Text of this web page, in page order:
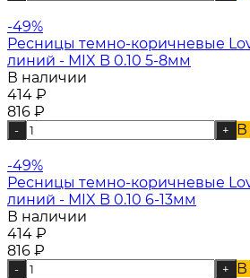
-49%
Ресницы темно-коричневые
линий - MIX B 0.10 5-8мм
В наличии
414 ₽
816 ₽
- + В
-49%
Ресницы темно-коричневые
линий - MIX B 0.10 6-13мм
В наличии
414 ₽
816 ₽
- + В